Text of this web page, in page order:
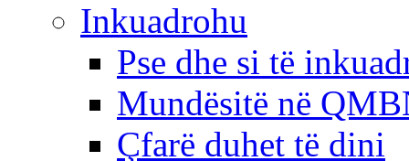
Inkuadrohu
Pse dhe si të
Mundësitë në
Çfarë duhet të dini